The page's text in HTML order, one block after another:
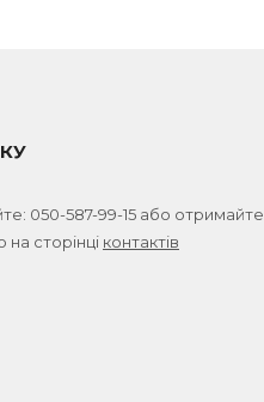
050-587-99-15 або отримайте
на сторінці контактів